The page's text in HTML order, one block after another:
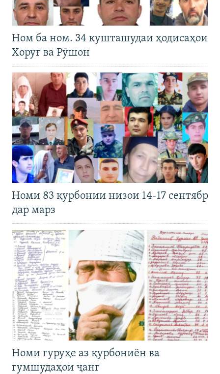
Ном ба ном. 34 кушташудаи ҳодисаҳои
Хоруғ ва Рӯшон
Номи 83 қурбонии низои 14-17 сентябр
дар марз
Номи гуруҳе аз қурбониён ва
гумшудаҳои ҷанг